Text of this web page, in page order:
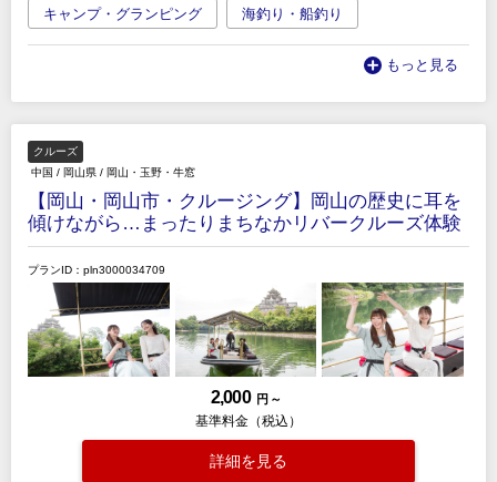
キャンプ・グランピング 海釣り・船釣り
もっと見る
クルーズ
中国 / 岡山県 / 岡山・玉野・牛窓
【岡山・岡山市・クルージング】岡山の歴史に耳を
傾けながら…まったりまちなかリバークルーズ体験
プランID：pln3000034709
2,000 円 ～
基準料金（税込）
詳細を見る